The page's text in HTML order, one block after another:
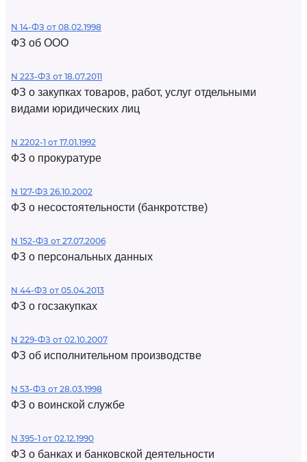
N 14-ФЗ от 08.02.1998
ФЗ об ООО
N 223-ФЗ от 18.07.2011
ФЗ о закупках товаров, работ, услуг отдельными
видами юридических лиц
N 2202-1 от 17.01.1992
ФЗ о прокуратуре
N 127-ФЗ 26.10.2002
ФЗ о несостоятельности (банкротстве)
N 152-ФЗ от 27.07.2006
ФЗ о персональных данных
N 44-ФЗ от 05.04.2013
ФЗ о госзакупках
N 229-ФЗ от 02.10.2007
ФЗ об исполнительном производстве
N 53-ФЗ от 28.03.1998
ФЗ о воинской службе
N 395-1 от 02.12.1990
ФЗ о банках и банковской деятельности